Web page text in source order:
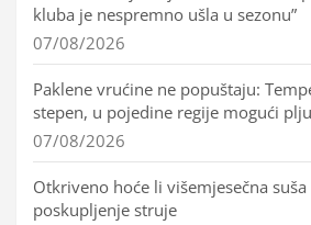
kluba je nespremno ušla u sezonu”
07/08/2026
Paklene vrućine ne popuštaju:
stepen, u pojedine regije mogući
07/08/2026
Otkriveno hoće li višemjesečna
poskupljenje struje